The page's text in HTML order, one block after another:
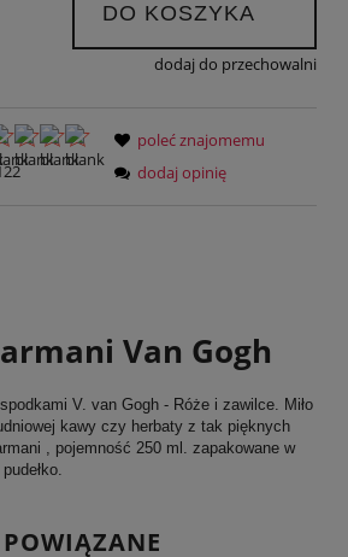
DO KOSZYKA
dodaj do przechowalni
poleć znajomemu
dodaj opinię
Van Gogh
V. van Gogh - Róże i zawilce. Miło
kawy czy herbaty z tak pięknych
, pojemność 250 ml. zapakowane w